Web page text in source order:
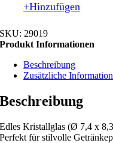
+Hinzufügen
SKU: 29019
Produkt Informationen
Beschreibung
Zusätzliche
Beschreibung
Edles Kristallglas (Ø 7,4 x
Perfekt für stilvolle